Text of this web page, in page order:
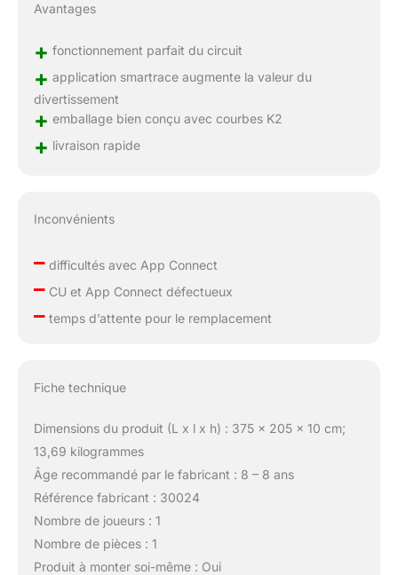
Avantages
+ fonctionnement parfait du circuit
+ application smartrace augmente la valeur du
divertissement
+ emballage bien conçu avec courbes K2
+ livraison rapide
Inconvénients
–difficultés avec App Connect
–CU et App Connect défectueux
–temps d’attente pour le remplacement
Fiche technique
Dimensions du produit (L x l x h) : 375 x 205 x 10 cm;
13,69 kilogrammes
Âge recommandé par le fabricant : 8 – 8 ans
Référence fabricant : 30024
Nombre de joueurs : 1
Nombre de pièces : 1
Produit à monter soi-même : Oui